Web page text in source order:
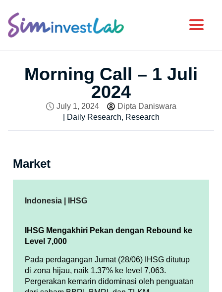
Morning Call – 1 Juli
2024
July 1, 2024
Dipta Daniswara
Daily Research, Research
Market
Indonesia | IHSG
IHSG Mengakhiri Pekan dengan Rebound ke
Level 7,000
Pada perdagangan Jumat (28/06) IHSG ditutup
di zona hijau, naik 1.37% ke level 7,063.
Pergerakan kemarin didominasi oleh penguatan